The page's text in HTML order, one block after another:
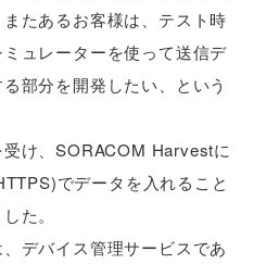
たあるお客様は、テスト時
ュレーターを使って送信デ
部分を開発したい、という
け、SORACOM Harvestに
でデータを入れること
た。
デバイス管理サービスであ